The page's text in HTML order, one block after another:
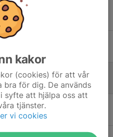
gång!
kakor
(cookies) för att vår
bra för dig. De används
syfte att hjälpa oss att
tjänster.
vi cookies